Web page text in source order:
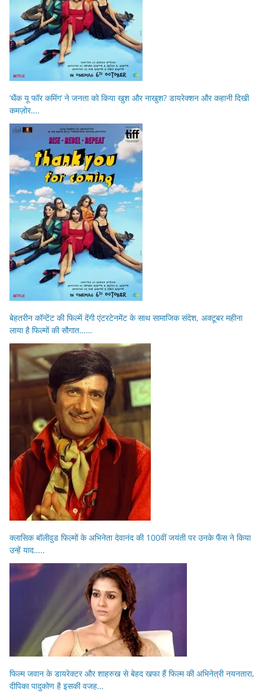
‘थैंक यू फॉर कमिंग’ ने जनता को किया खुश और नाखुश? डायरेक्शन और कहानी दिखी
कमज़ोर….
बेहतरीन कॉन्टेंट की फिल्में देंगी एंटरटेनमेंट के साथ सामाजिक संदेश, अक्टूबर महीना
लाया है फिल्मों की सौगात……
क्लासिक बॉलीवुड फिल्मों के अभिनेता देवानंद की 100वीं जयंती पर उनके फैंस ने किया
उन्हें याद…..
फिल्म जवान के डायरेक्टर और शाहरुख से बेहद खफा हैं फिल्म की अभिनेत्री नयनतारा,
दीपिका पादुकोण है इसकी वजह…